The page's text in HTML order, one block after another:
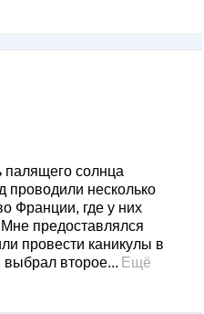
палящего солнца
проводили несколько
Франции, где у них
предоставлялся
провести каникулы в
выбрал второе... Ещё